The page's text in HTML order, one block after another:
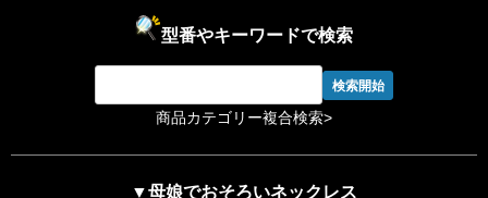
型番やキーワードで検索
商品カテゴリー複合検索>
▼母娘でおそろいネックレス